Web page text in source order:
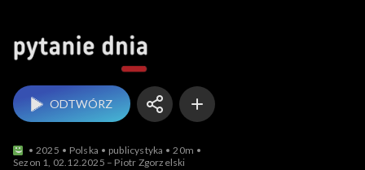
ODTWÓRZ
2025 Polska publicystyka
20m
Sezon 1, 02.12.2025 – Piotr Zgorzelski